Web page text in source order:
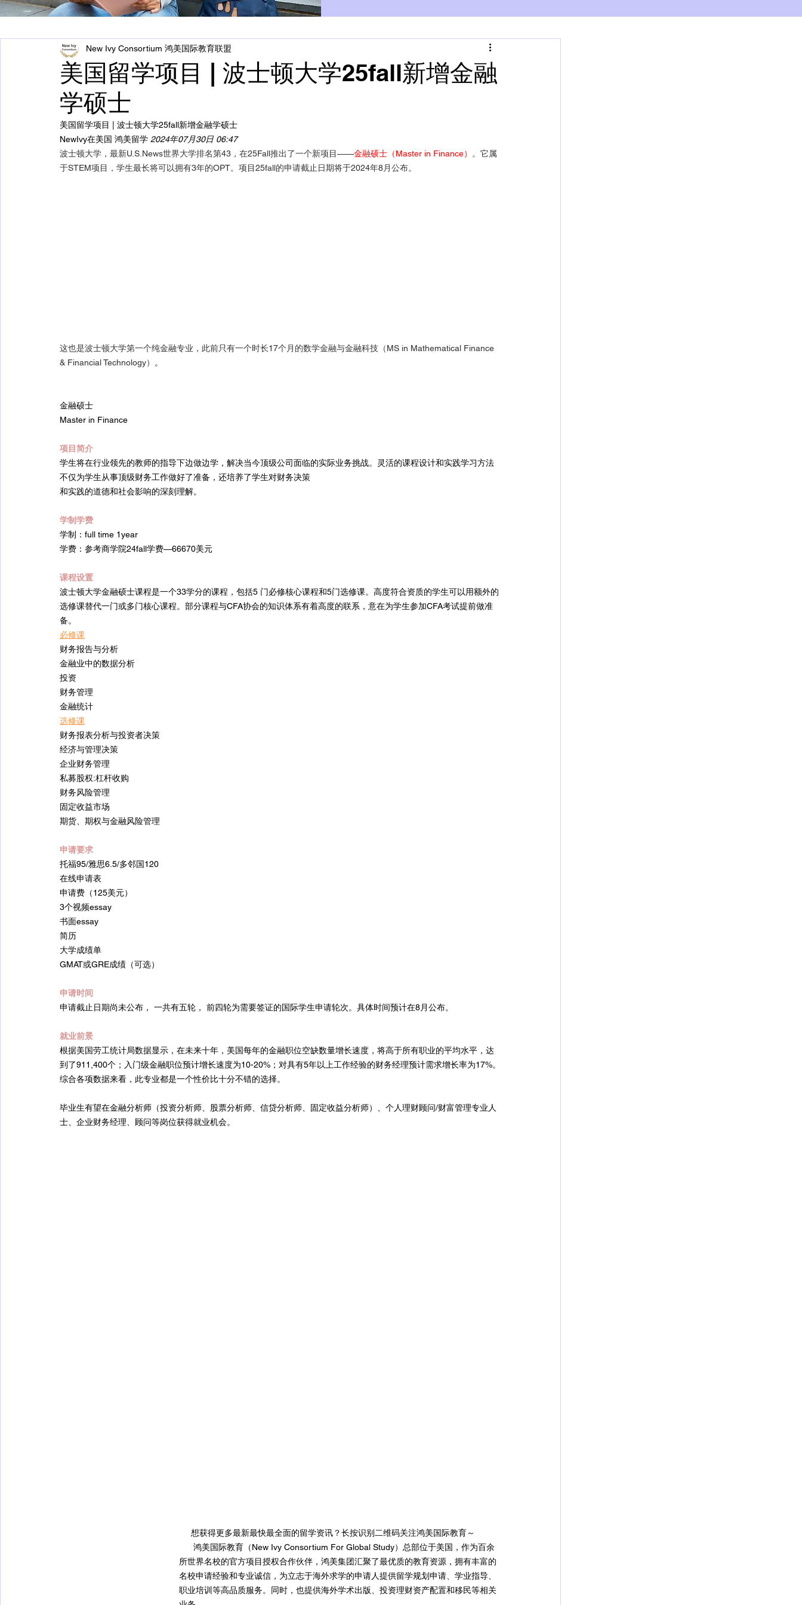
美国留学项目 | 波士顿大学25fall新增金融
学硕士
New Ivy Consortium 鸿美国际教育联盟
美国留学项目 | 波士顿大学25fall新增金融学硕士
NewIvy在美国 鸿美留学 2024年07月30日 06:47
波士顿大学，最新U.S.News世界大学排名第43，在25Fall推出了一个新项目——金融硕士（Master in Finance）
。它属
于STEM项目，学生最长将可以拥有3年的OPT。项目25fall的申请截止日期将于2024年8月公布。
这也是波士顿大学第一个纯金融专业，此前只有一个时长17个月的数学金融与金融科技（MS in Mathematical Finance
& Financial Technology）
。
金融硕士
Master in Finance
项目简介
学生将在行业领先的教师的指导下边做边学，解决当今顶级公司面临的实际业务挑战。灵活的课程设计和实践学习方法
不仅为学生从事顶级财务工作做好了准备，还培养了学生对财务决策
和实践的道德和社会影响的深刻理解。
学制学费
学制：full time 1year
学费：参考商学院24fall学费—66670美元
课程设置
波士顿大学金融硕士课程是一个33学分的课程，包括5 门必修核心课程和5门选修课。高度符合资质的学生可以用额外的
选修课替代一门或多门核心课程。部分课程与CFA协会的知识体系有着高度的联系，意在为学生参加CFA考试提前做准
备。
必修课
财务报告与分析
金融业中的数据分析
投资
财务管理
金融统计
选修课
财务报表分析与投资者决策
经济与管理决策
企业财务管理
私募股权:杠杆收购
财务风险管理
固定收益市场
期货、期权与金融风险管理
申请要求
托福95/雅思6.5/多邻国120
在线申请表
申请费（125美元）
3个视频essay
书面essay
简历
大学成绩单
GMAT或GRE成绩（可选）
申请时间
申请截止日期尚未公布， 一共有五轮， 前四轮为需要签证的国际学生申请轮次。具体时间预计在8月公布。
就业前景
根据美国劳工统计局数据显示，在未来十年，美国每年的金融职位空缺数量增长速度，将高于所有职业的平均水平，达
到了911,400个；入门级金融职位预计增长速度为10-20%；对具有5年以上工作经验的财务经理预计需求增长率为17%。
综合各项数据来看，此专业都是一个性价比十分不错的选择。
毕业生有望在金融分析师（投资分析师、股票分析师、信贷分析师、固定收益分析师）、个人理财顾问/财富管理专业人
士、企业财务经理、顾问等岗位获得就业机会。
想获得更多最新最快最全面的留学资讯？长按识别二维码关注鸿美国际教育～
鸿美国际教育（New Ivy Consortium For Global Study）总部位于美国，作为百余
所世界名校的官方项目授权合作伙伴，鸿美集团汇聚了最优质的教育资源，拥有丰富的
名校申请经验和专业诚信，为立志于海外求学的申请人提供留学规划申请、学业指导、
职业培训等高品质服务。同时，也提供海外学术出版、投资理财资产配置和移民等相关